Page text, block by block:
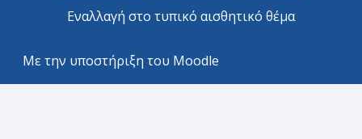
Εναλλαγή στο τυπικό αισθητικό θέμα
Με την υποστήριξη του Moodle